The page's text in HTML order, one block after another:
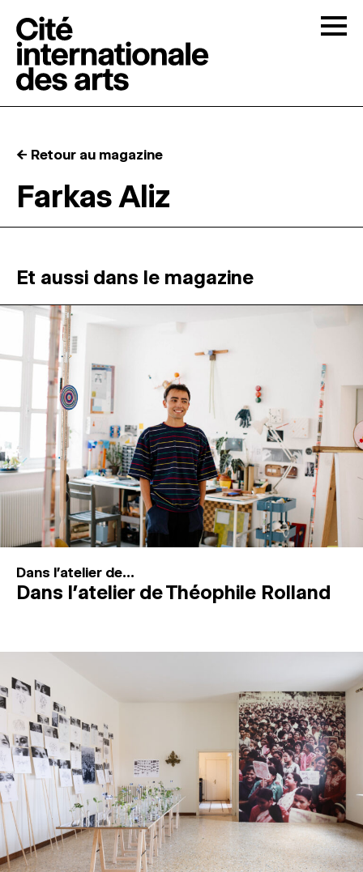
RÉSIDENCES ↓
ATELIERS OUVERTS
PROGRAMMATION
MAGAZINE
ESPACES DE PRATIQUE ARTISTIQUE ↓
Recherche
Connexion
← Retour au magazine
Farkas Aliz
Et aussi dans le magazine
Dans l'atelier de...
Dans l’atelier de Théophile Rolland